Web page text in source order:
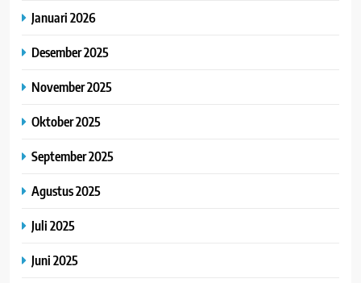
Januari 2026
Desember 2025
November 2025
Oktober 2025
September 2025
Agustus 2025
Juli 2025
Juni 2025